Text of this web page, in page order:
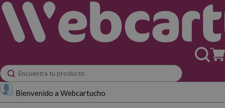
Bienvenido a Webcartucho